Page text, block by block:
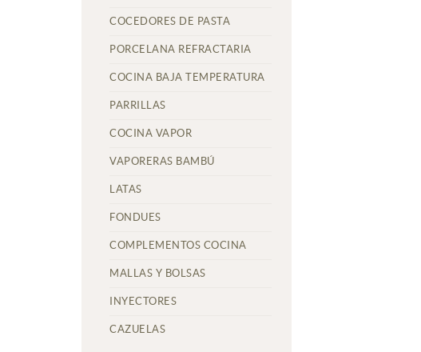
COCEDORES DE PASTA
PORCELANA REFRACTARIA
COCINA BAJA TEMPERATURA
PARRILLAS
COCINA VAPOR
VAPORERAS BAMBÚ
LATAS
FONDUES
COMPLEMENTOS COCINA
MALLAS Y BOLSAS
INYECTORES
CAZUELAS